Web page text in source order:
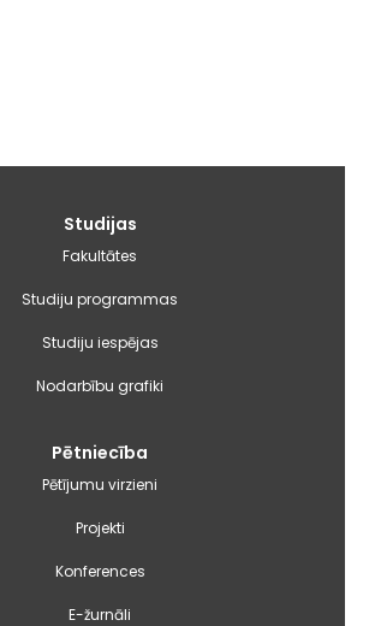
Studijas
Fakultātes
Studiju programmas
Studiju iespējas
Nodarbību grafiki
Pētniecība
Pētījumu virzieni
Projekti
Konferences
E-žurnāli